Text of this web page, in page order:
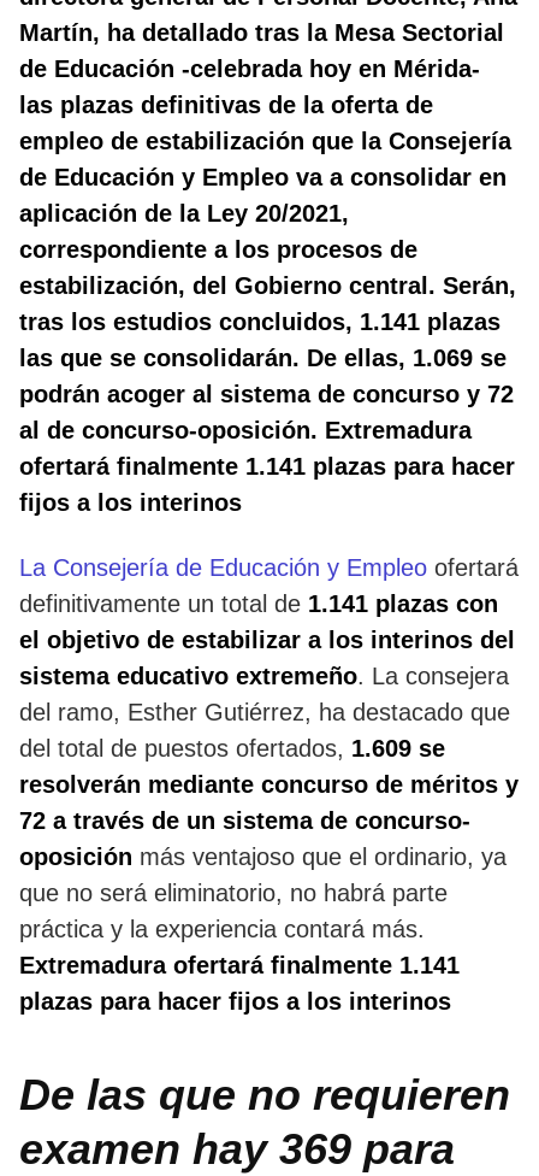
Martín, ha detallado tras la Mesa Sectorial
de Educación -celebrada hoy en Mérida-
las plazas definitivas de la oferta de
empleo de estabilización que la Consejería
de Educación y Empleo va a consolidar en
aplicación de la Ley 20/2021,
correspondiente a los procesos de
estabilización, del Gobierno central. Serán,
tras los estudios concluidos, 1.141 plazas
las que se consolidarán. De ellas, 1.069 se
podrán acoger al sistema de concurso y 72
al de concurso-oposición. Extremadura
ofertará finalmente 1.141 plazas para hacer
fijos a los interinos
La Consejería de Educación y Empleo ofertará
definitivamente un total de 1.141 plazas con
el objetivo de estabilizar a los interinos del
sistema educativo extremeño. La consejera
del ramo, Esther Gutiérrez, ha destacado que
del total de puestos ofertados, 1.609 se
resolverán mediante concurso de méritos y
72 a través de un sistema de concurso-
oposición más ventajoso que el ordinario, ya
que no será eliminatorio, no habrá parte
práctica y la experiencia contará más.
Extremadura ofertará finalmente 1.141
plazas para hacer fijos a los interinos
De las que no requieren
examen hay 369 para